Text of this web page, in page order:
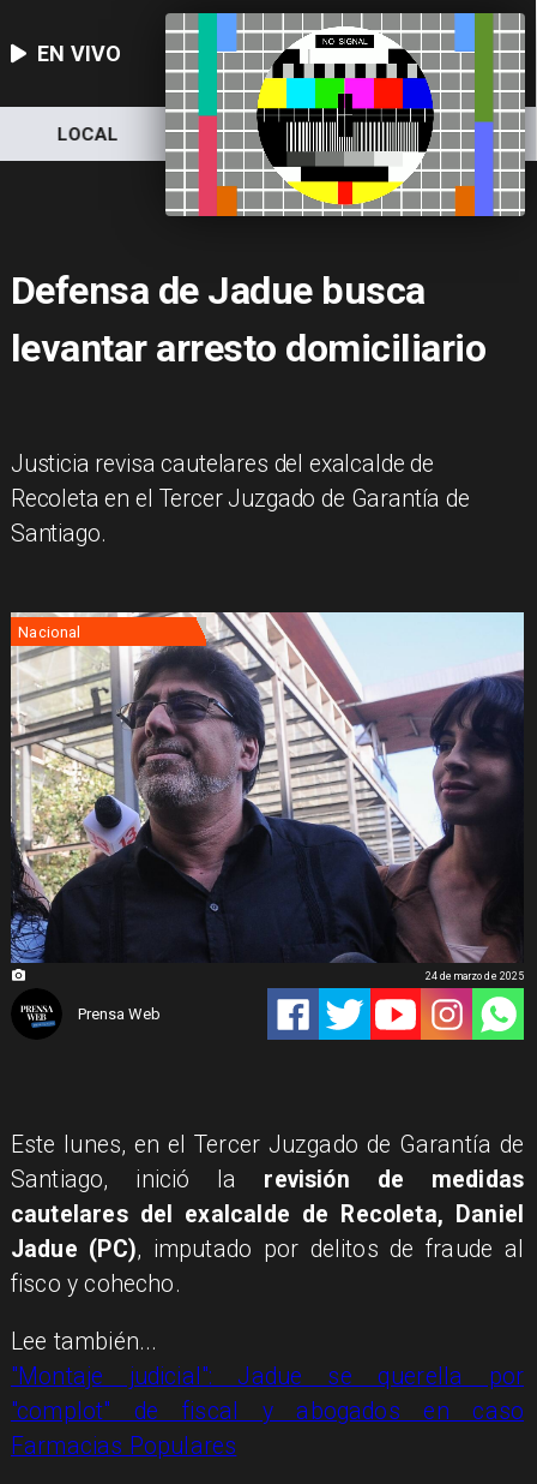
EN VIVO
LOCAL NACIONAL DEPORTES
Defensa de Jadue busca
levantar arresto domiciliario
Justicia revisa cautelares del exalcalde de
Recoleta en el Tercer Juzgado de Garantía de
Santiago.
Nacional
Prensa Web
24 de marzo de 2025
Este lunes, en el Tercer Juzgado de Garantía de
Santiago, inició la revisión de medidas
cautelares del exalcalde de Recoleta, Daniel
Jadue (PC), imputado por delitos de fraude al
fisco y cohecho.
Lee también...
"Montaje judicial": Jadue se querella por
"complot" de fiscal y abogados en caso
Farmacias Populares